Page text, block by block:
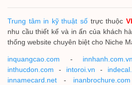
Trung tâm in kỹ thuật sốtrực thuộc
nhu cầu thiết kế và in ấn của khách
thống website chuyên biệt cho Niche
inquangcao.com - innhanh.com.vn
inthucdon.com - intoroi.vn -
innamecard.net - inanbrochure.com